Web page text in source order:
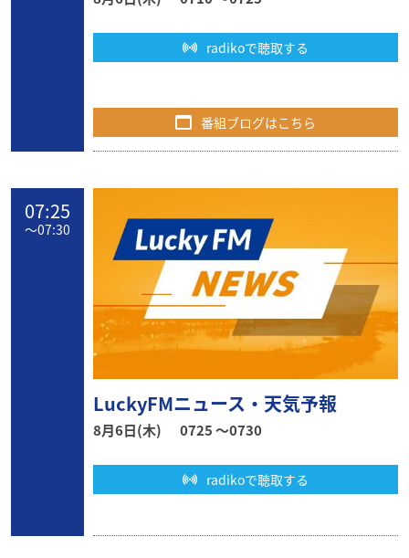
radikoで聴取する
番組ブログはこちら
07:25
〜07:30
LuckyFMニュース・天気予報
8月6日(木) 0725 〜0730
radikoで聴取する